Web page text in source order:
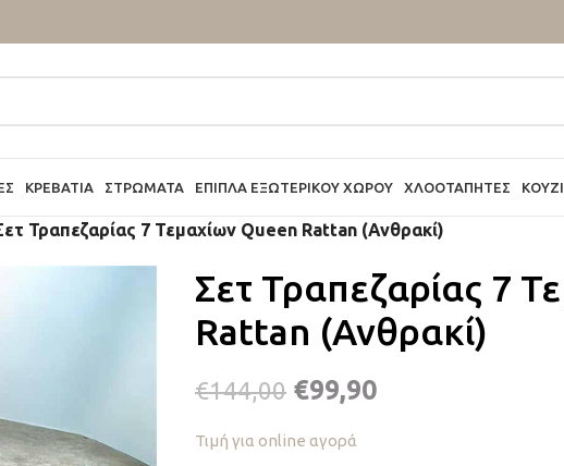
ΚΡΕΒΆΤΙΑ ΣΤΡΏΜΑΤΑ ΈΠΙΠΛΑ ΕΞΩΤΕΡΙΚΟΎ ΧΏΡΟΥ ΧΛΟΟΤΆΠΗΤΕΣ
Τραπεζαρίας 7 Τεμαχίων Queen Rattan (Ανθρακί)
Σετ Τραπεζαρίας 7
Rattan (Ανθρακί)
€144,00 €99,90
Τιμή για online αγορά